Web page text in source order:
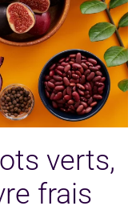
verts,
frais